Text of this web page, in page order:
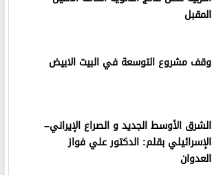
المقبل
وقف مشروع التوسعة في البيت الابيض
الشرق الأوسط الجديد و الصراع الإيراني–
الإسرائيلي بقلم: الدكتور علي فواز
العدوان